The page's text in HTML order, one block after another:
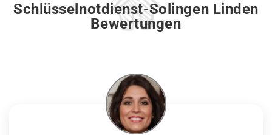
Schlüsselnotdienst-Solingen Linden
Bewertungen